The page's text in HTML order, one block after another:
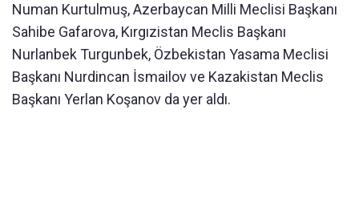
Numan Kurtulmuş, Azerbaycan Milli Meclisi Başkanı
Sahibe Gafarova, Kırgızistan Meclis Başkanı
Nurlanbek Turgunbek, Özbekistan Yasama Meclisi
Başkanı Nurdincan İsmailov ve Kazakistan Meclis
Başkanı Yerlan Koşanov da yer aldı.